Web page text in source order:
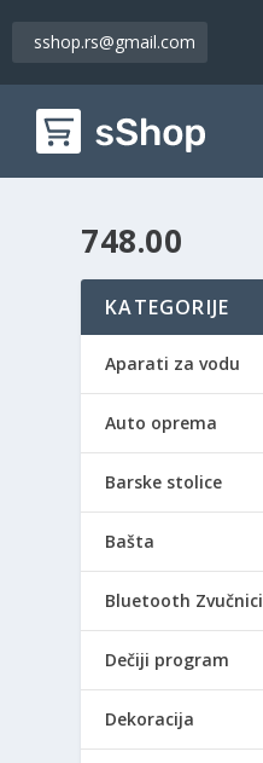
sshop.rs@gmail.com
748.00
KATEGORIJE
Aparati za vodu
Auto oprema
Barske stolice
Bašta
Bluetooth Zvučnici
Dečiji program
Dekoracija